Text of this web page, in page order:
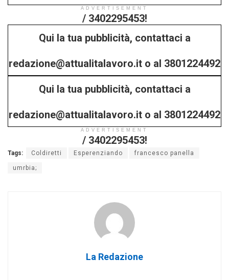
/ 3402295453!
ADVERTISEMENT
Qui la tua pubblicità, contattaci a
redazione@attualitalavoro.it o al 3801224492
/ 3402295453!
Qui la tua pubblicità, contattaci a
redazione@attualitalavoro.it o al 3801224492
/ 3402295453!
ADVERTISEMENT
Tags: Coldiretti Esperenziando francesco panella
umrbia;
La Redazione